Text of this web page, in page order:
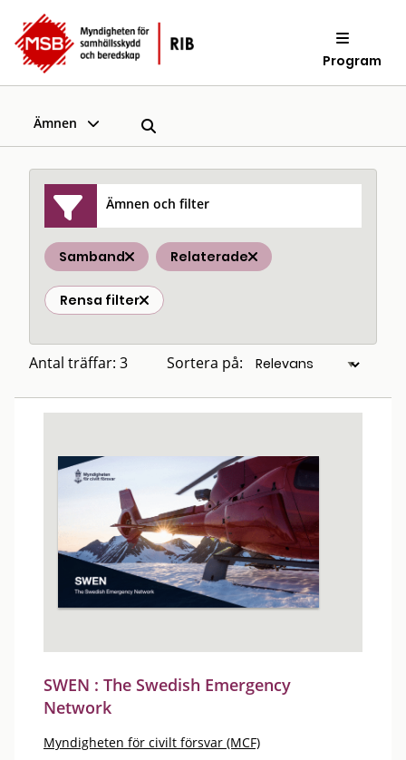
Program
Ämnen
Ämnen och filter
Samband Relaterade
Rensa filter
Antal träffar: 3 Sortera på:
SWEN : The Swedish Emergency
Network
Myndigheten för civilt försvar (MCF)